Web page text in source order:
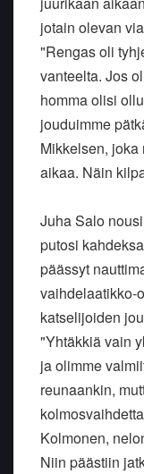
jotain olevan
"Rengas oli
vanteelta. Jos
homma olisi
jouduimme
Mikkelsen,
aikaa. Näin
Juha Salo
putosi
päässyt
vaihdelaatikko-
katselijoiden
"Yhtäkkiä vain
ja olimme
reunaankin,
Kolmonen,
Niin päästiin